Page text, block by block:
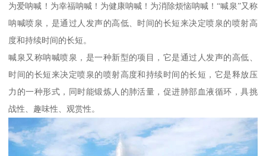
为爱呐喊！为幸福呐喊！为健康呐喊！为消除烦恼呐喊！“喊泉”又称
呐喊喷泉，是通过人发声的高低、时间的长短来决定喷泉的喷射高
度和持续时间的长短。
喊泉又称呐喊喷泉，是一种新型的项目，它是通过人发声的高低、
时间的长短来决定喷泉的喷射高度和持续时间的长短，它是释放压
力的一种形式，同时能锻炼人的肺活量，促进肺部血液循环，具挑
战性、趣味性、观赏性。